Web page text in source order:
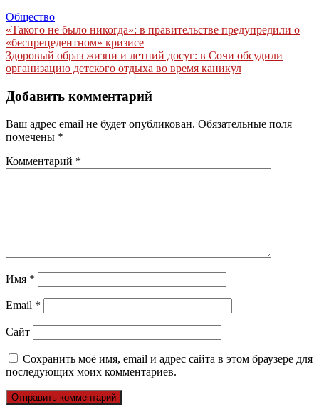
Общество
Навигация
по
записям
«Такого не было никогда»: в правительстве предупредили о
«беспрецедентном» кризисе
Здоровый образ жизни и летний досуг: в Сочи обсудили
организацию детского отдыха во время каникул
Добавить комментарий
Ваш адрес email не будет опубликован. Обязательные поля
помечены *
Комментарий *
Имя *
Email *
Сайт
Сохранить моё имя, email и адрес сайта в этом браузере для
последующих моих комментариев.